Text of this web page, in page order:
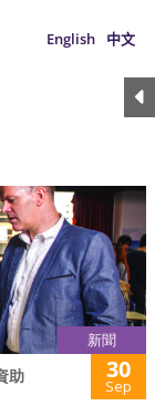
English 中文
新聞
助 30
Sep